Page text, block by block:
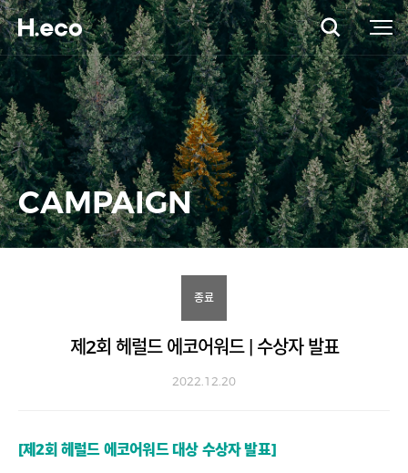
CAMPAIGN
종료
제2회 헤럴드 에코어워드 | 수상자 발표
2022.12.20
[제2회 헤럴드 에코어워드 대상 수상자 발표]